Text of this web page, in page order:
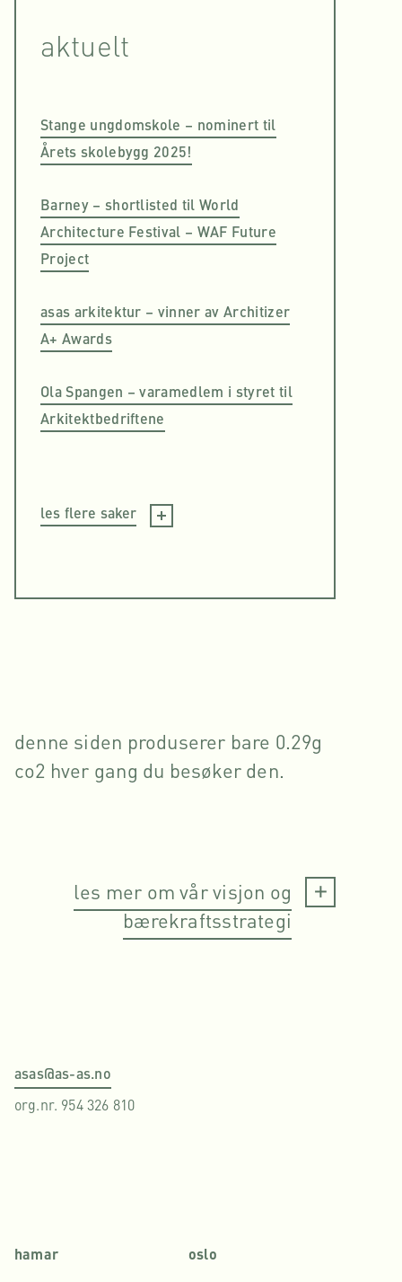
aktuelt
Stange ungdomskole – nominert til
Årets skolebygg 2025!
Barney – shortlisted til World
Architecture Festival – WAF Future
Project
asas arkitektur – vinner av Architizer
A+ Awards
Ola Spangen – varamedlem i styret til
Arkitektbedriftene
les flere saker
denne siden produserer bare 0.29g
co2 hver gang du besøker den.
les mer om vår visjon og
bærekraftsstrategi
asas@as-as.no
org.nr. 954 326 810
hamar oslo